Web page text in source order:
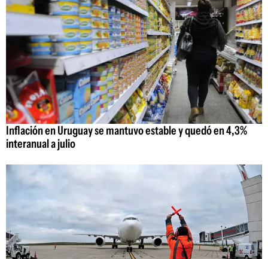
Inflación en Uruguay se mantuvo estable y quedó en 4,3%
interanual a julio